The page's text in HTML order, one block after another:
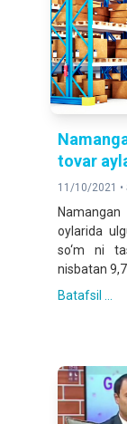
tovar
11/10/2021 •
oylarida
so‘m ni
nisbatan 9,7
Batafsil ...